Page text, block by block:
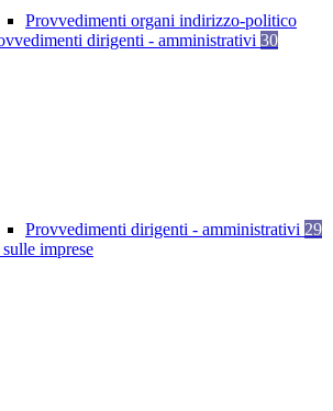
Provvedimenti organi indirizzo-politico
dirigenti - amministrativi 30
Provvedimenti dirigenti - amministrativi 29
imprese